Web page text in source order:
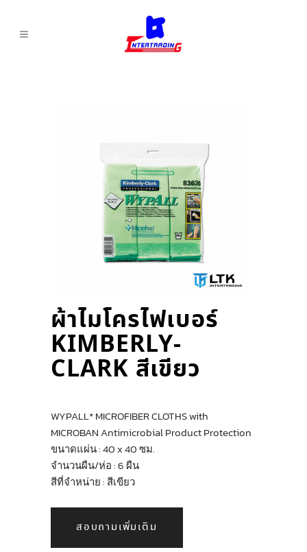
ผ้าไมโครไฟเบอร์
KIMBERLY-
CLARK สีเขียว
WYPALL* MICROFIBER CLOTHS with
MICROBAN Antimicrobial Product Protection
ขนาดแผ่น : 40 x 40 ซม.
จำนวนผืน/ห่อ : 6 ผืน
สีที่จำหน่าย : สีเขียว
สอบถามเพิ่มเติม